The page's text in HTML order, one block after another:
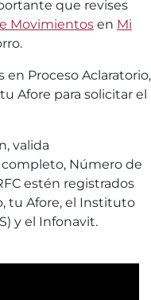
que revises
Movimientos en Mi
Proceso Aclaratorio,
Afore para solicitar el
valida
Número de
estén registrados
tu Afore, el Instituto
y el Infonavit.